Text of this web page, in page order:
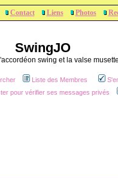
Contact Liens Photos
SwingJO
swing et la valse musette
Liste des Membres
pour vérifier ses messages privés